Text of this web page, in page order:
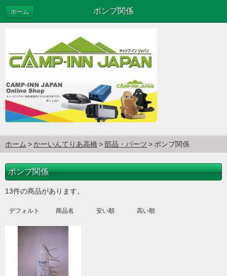
ポンプ関係
ホーム
ホーム かーいんてりあ高橋 部品・パーツ ポンプ関係
ポンプ関係
13件の商品があります。
デフォルト 商品名 安い順 高い順